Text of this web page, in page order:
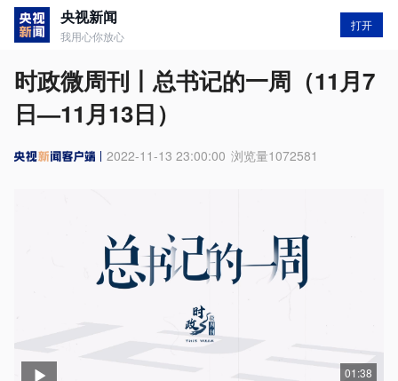
央视新闻
我用心你放心
打开
时政微周刊丨总书记的一周（11月7
日—11月13日）
2022-11-13 23:00:00 浏览量1072581
01:38